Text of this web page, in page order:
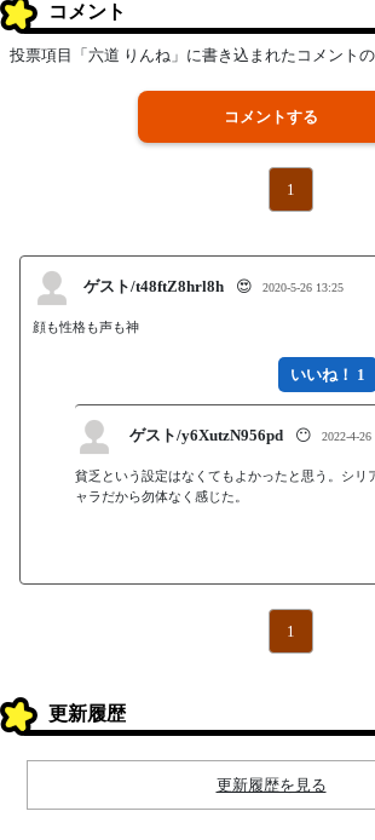
コメント
投票項目「六道 りんね」に書き込まれたコメントの
コメントする
1
ゲスト/t48ftZ8hrl8h 😍 2020-5-26 13:25
顔も性格も声も神
いいね！ 1
ゲスト/y6XutzN956pd 😶 2022-4-26
貧乏という設定はなくてもよかったと思う。シリ
ャラだから勿体なく感じた。
1
更新履歴
更新履歴を見る